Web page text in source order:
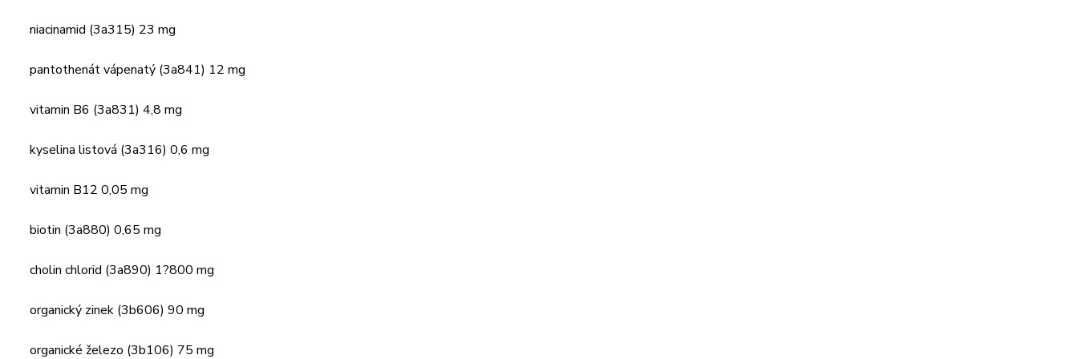
niacinamid (3a315) 23 mg
pantothenát vápenatý (3a841) 12 mg
vitamin B6 (3a831) 4,8 mg
kyselina listová (3a316) 0,6 mg
vitamin B12 0,05 mg
biotin (3a880) 0,65 mg
cholin chlorid (3a890) 1?800 mg
organický zinek (3b606) 90 mg
organické železo (3b106) 75 mg